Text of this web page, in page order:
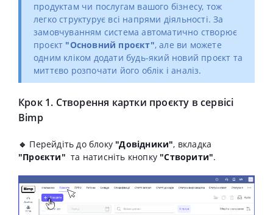
продуктам чи послугам вашого бізнесу, тож
легко структурує всі напрями діяльності.За
замовчуванням система автоматично створює
проєкт "Основний проєкт", але ви можете
одним кліком додати будь-який новий проєкт та
миттєво розпочати його облік і аналіз.
Крок 1. Створення картки проєкту в сервісі
Bimp
🔹 Перейдіть до блоку "Довідники", вкладка
"Проєкти"та натисніть кнопку "Створити".